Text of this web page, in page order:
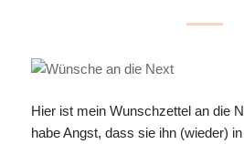
Hier ist mein Wunschzettel an die
habe Angst, dass sie ihn (wieder)